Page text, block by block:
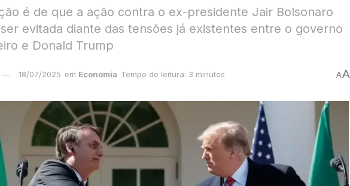
é de que a ação contra o ex-presidente Jair Bolsonaro
evitada diante das tensões já existentes entre o governo
e Donald Trump
18/07/2025 em Economia Tempo de leitura: 3 minutos AA